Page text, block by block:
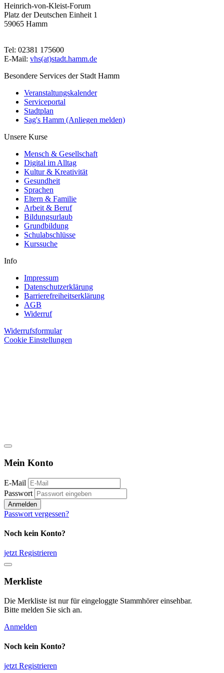
Heinrich-von-Kleist-Forum
Platz der Deutschen Einheit 1
59065 Hamm
Tel: 02381 175600
E-Mail: vhs(at)stadt.hamm.de
Besondere Services der Stadt Hamm
Veranstaltungskalender
Serviceportal
Stadtplan
Sag's Hamm (Anliegen melden)
Unsere Kurse
Mensch & Gesellschaft
Digital im Alltag
Kultur & Kreativität
Gesundheit
Sprachen
Eltern & Familie
Arbeit & Beruf
Bildungsurlaub
Grundbildung
Schulabschlüsse
Kurssuche
Info
Impressum
Datenschutzerklärung
Barrierefreiheitserklärung
AGB
Widerruf
Widerrufsformular
Cookie Einstellungen
Mein Konto
E-Mail
Passwort
Anmelden
Passwort vergessen?
Noch kein Konto?
jetzt Registrieren
Merkliste
Die Merkliste ist nur für eingeloggte Stammhörer einsehbar.
Bitte melden Sie sich an.
Anmelden
Noch kein Konto?
jetzt Registrieren